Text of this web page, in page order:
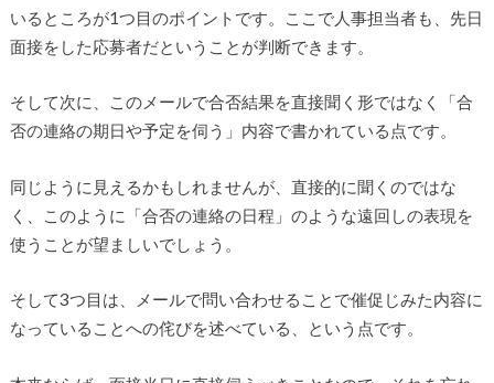
いるところが1つ目のポイントです。ここで人事担当者も、先日
面接をした応募者だということが判断できます。
そして次に、このメールで合否結果を直接聞く形ではなく「合
否の連絡の期日や予定を伺う」内容で書かれている点です。
同じように見えるかもしれませんが、直接的に聞くのではな
く、このように「合否の連絡の日程」のような遠回しの表現を
使うことが望ましいでしょう。
そして3つ目は、メールで問い合わせることで催促じみた内容に
なっていることへの侘びを述べている、という点です。